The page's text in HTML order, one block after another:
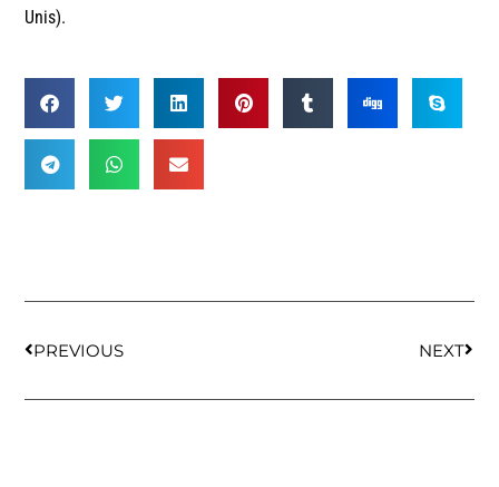
Unis).
PREVIOUS NEXT